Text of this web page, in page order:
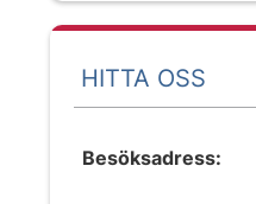
HITTA OSS
Besöksadress: